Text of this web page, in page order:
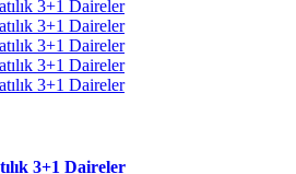
3+1 Daireler